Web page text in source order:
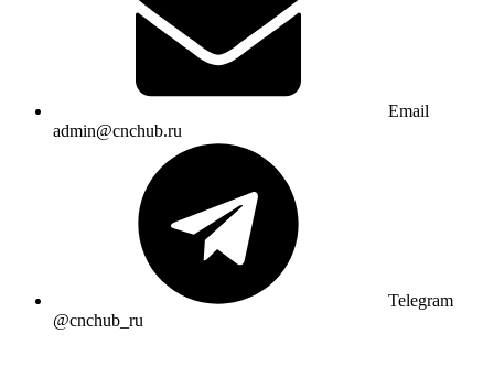
Email
admin@cnchub.ru
Telegram
@cnchub_ru